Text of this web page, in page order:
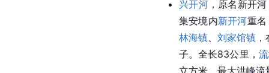
兴开河，原名新开
集安境内新开河重
林海镇、 刘家馆镇
子。全长83公里，